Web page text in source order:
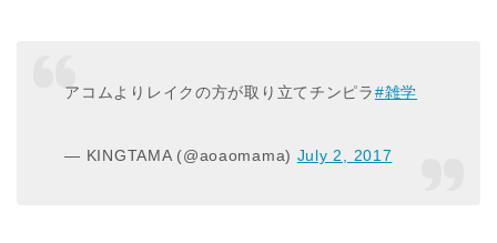
アコムよりレイクの方が取り立てチンピラ#雑学
— KINGTAMA (@aoaomama) July 2, 2017